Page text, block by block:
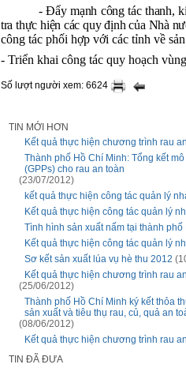
- Đẩy mạnh công tác thanh,
tra thực hiện các quy định của Nhà
công tác phối hợp với các tỉnh về
- Triển khai công tác quy hoạch
Số lượt người xem: 6624
TIN MỚI HƠN
Kết quả thực hiện chương trình rau
Thành phố Hồ Chí Minh: Tổng kết
(GPPs) cho rau an toàn
(23/07/2012)
kết quả thực hiện công tác quản lý
Kết quả thực hiện công tác quản lý
Tình hình sản xuất nấm tại thành phố
Kết quả thực hiện công tác quản lý
Sơ kết sản xuất lúa vụ hè thu 2012
Kết quả thực hiện chương trình rau
(25/06/2012)
Thành phố Hồ Chí Minh ký kết thỏa
sản xuất và tiêu thụ rau, củ, quả an
(08/06/2012)
Kết quả thực hiện chương trình rau
TIN ĐÃ ĐƯA